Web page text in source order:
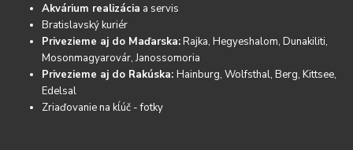
Akvárium realizácia a servis
Bratislavský kuriér
Privezieme aj do Maďarska:Rajka, Hegyeshalom, Dunakiliti,
Mosonmagyarovár, Janossomoria
Privezieme aj do Rakúska:Hainburg, Wolfsthal, Berg, Kittsee,
Edelsal
Zriaďovanie na kĺúč - fotky